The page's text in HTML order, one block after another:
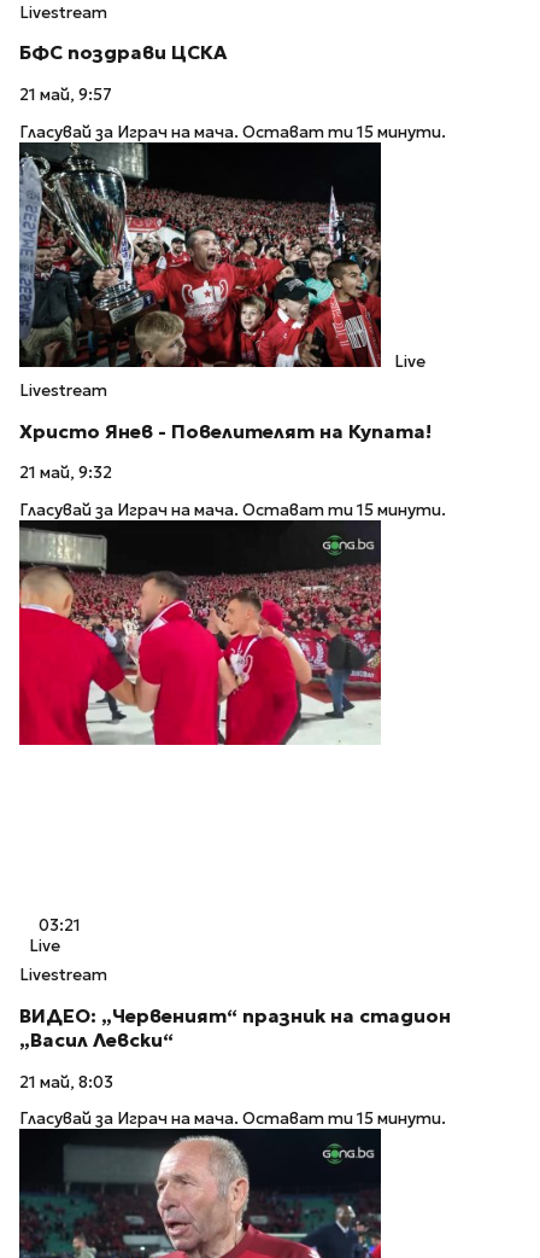
Livestream
БФC поздрави ЦСКА
21 май, 9:57
Гласувай за Играч на мача. Остават ти 15 минути.
Live
Livestream
Христо Янев - Повелителят на Купата!
21 май, 9:32
Гласувай за Играч на мача. Остават ти 15 минути.
03:21
Live
Livestream
ВИДЕО: „Червеният“ празник на стадион
„Васил Левски“
21 май, 8:03
Гласувай за Играч на мача. Остават ти 15 минути.